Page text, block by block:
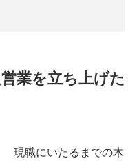
業を立ち上げた
現職にいたるまでの木